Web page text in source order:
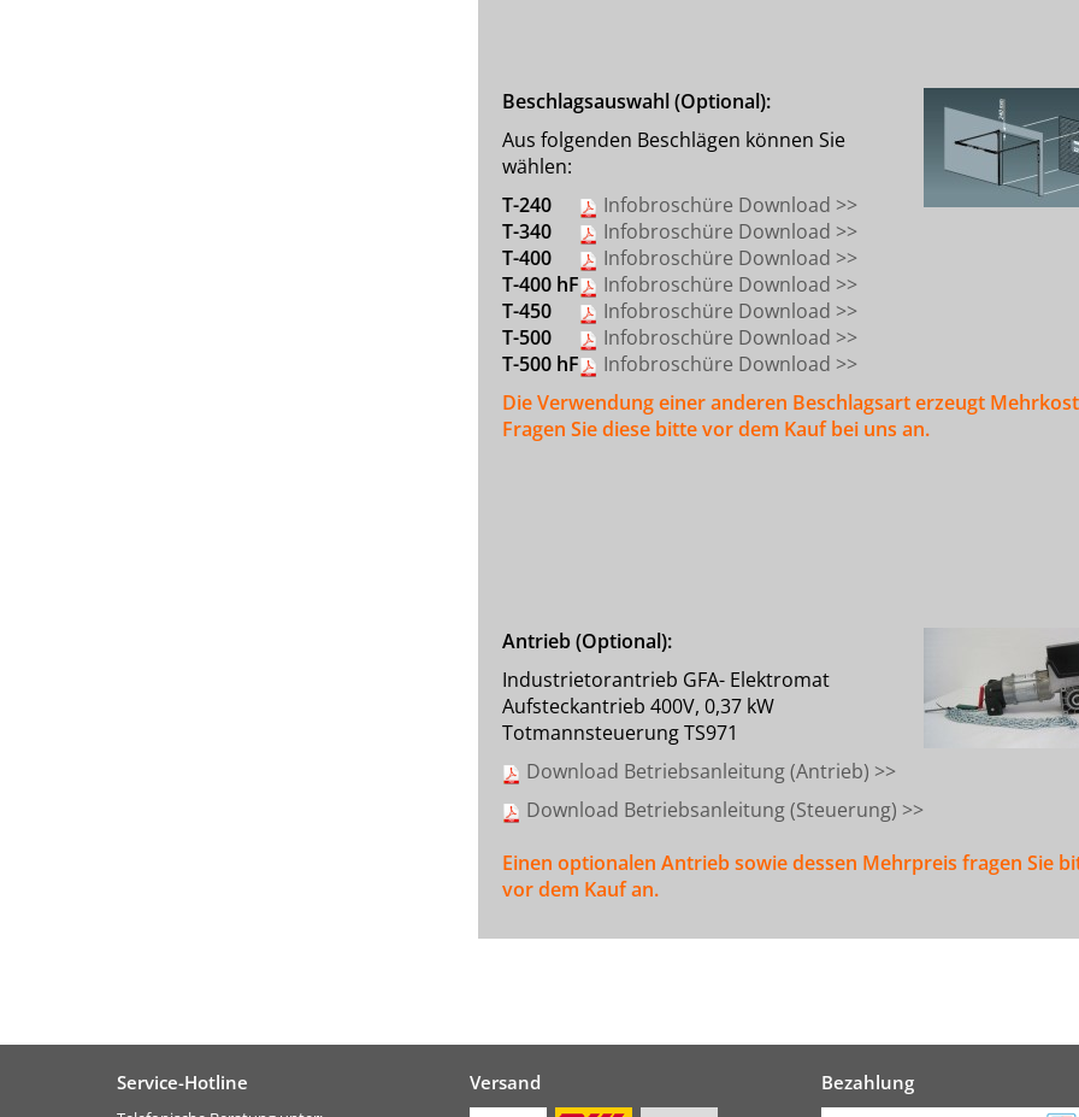
Beschlagsauswahl (Optional):
Aus folgenden Beschlägen können Sie
wählen:
T-240
Infobroschüre Download >>
T-340
Infobroschüre Download >>
T-400
Infobroschüre Download >>
T-400 hF
Infobroschüre Download >>
T-450
Infobroschüre Download >>
T-500
Infobroschüre Download >>
T-500 hF
Infobroschüre Download >>
Die Verwendung einer anderen Beschlagsart erzeugt
Fragen Sie diese bitte vor dem Kauf bei uns an.
Antrieb (Optional):
Industrietorantrieb GFA- Elektromat
Aufsteckantrieb 400V, 0,37 kW
Totmannsteuerung TS971
Download Betriebsanleitung (Antrieb) >>
Download Betriebsanleitung (Steuerung) >>
Einen optionalen Antrieb sowie dessen Mehrpreis fragen Sie
vor dem Kauf an.
Service-Hotline Versand Bezahlung